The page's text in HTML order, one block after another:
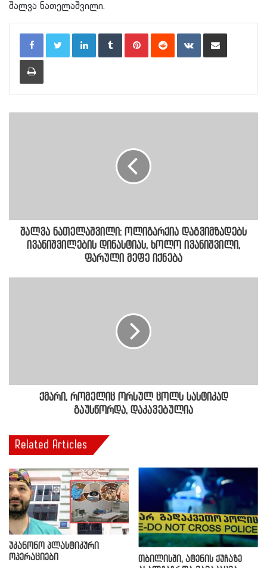
შალვა ნათელაშვილი.
LinkedInTumblr PinterestReddit VKontakteShare via Email
Print
შალვა ნათელაშვილი: ოლიგარქია დაგვიმზადებს
ივანიშვილების დინასტიას, ხოლო ივანიშვილი,
ფარული მეფე იქნება
ქმარი, რომელიც ორსულ ცოლს სასტიკად
გაუსწორდა, დაკავებულია
Related Articles
უკანონო პლასტიკური
ოპერაციები
თბილისში, ატენის ქუჩაზე